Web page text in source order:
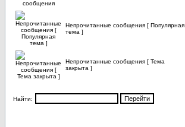
Непрочитанные сообщения [ Популярная
тема ]
Непрочитанные сообщения [ Тема
закрыта ]
Найти: